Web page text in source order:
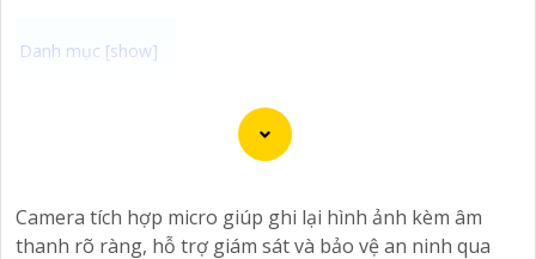
Chào bạn, dưới đây là một số câu giới thiệu cho việc
mua Camera Kbvision với chiết khấu cao và giải pháp
với chiết khấu hấp dẫn? Hãy đến với chúng tôi để nhận
Camera tích hợp micro giúp ghi lại hình ảnh kèm âm
thanh rõ ràng, hỗ trợ giám sát và bảo vệ an ninh qua